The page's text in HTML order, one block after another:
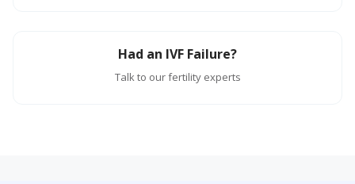
Had an IVF Failure?
Talk to our fertility experts